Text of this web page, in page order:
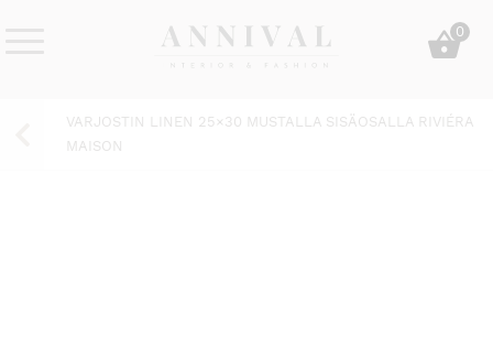
muoti
&
sisustusverkkokauppa
0
VARJOSTIN LINEN 25×30 MUSTALLA SISÄOSALLA RIVIÉRA
MAISON